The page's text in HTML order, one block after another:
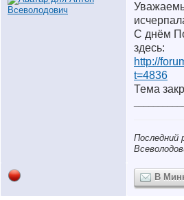
С днём
здесь:
http://
t=4836
Тема
Последний
В